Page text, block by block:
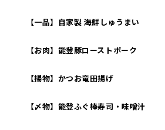
【一品】自家製 海鮮しゅうまい
【お肉】能登豚ローストポーク
【揚物】かつお竜田揚げ
【〆物】能登ふぐ棒寿司・味噌汁